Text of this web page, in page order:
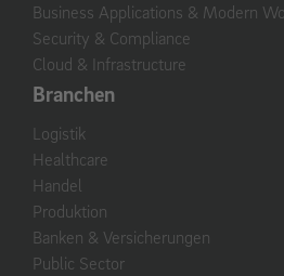
Business Applications & Modern
Security & Compliance
Cloud & Infrastructure
Branchen
Logistik
Healthcare
Handel
Produktion
Banken & Versicherungen
Public Sector